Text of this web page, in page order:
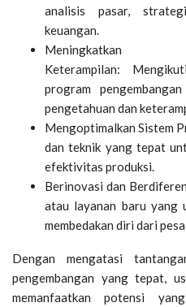
analisis pasar,
keuangan.
Meningkatkan
Keterampilan:
program
pengetahuan dan
Mengoptimalkan Sistem
dan teknik yang tepat
efektivitas produksi.
Berinovasi dan
atau layanan baru yang
membedakan diri dari
Dengan mengatasi
pengembangan yang tepat,
memanfaatkan potensi